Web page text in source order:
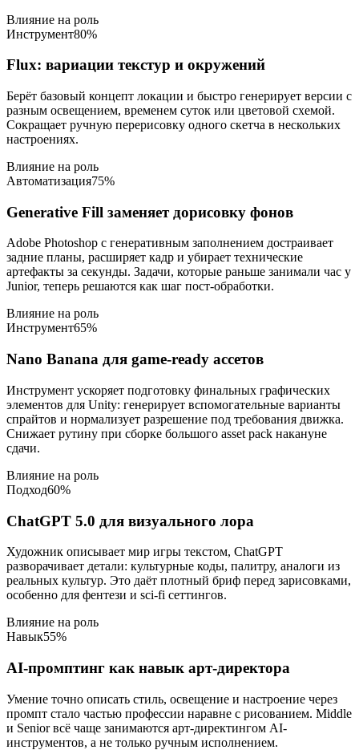
Влияние на роль
Инструмент80%
Flux: вариации текстур и окружений
Берёт базовый концепт локации и быстро генерирует версии с
разным освещением, временем суток или цветовой схемой.
Сокращает ручную перерисовку одного скетча в нескольких
настроениях.
Влияние на роль
Автоматизация75%
Generative Fill заменяет дорисовку фонов
Adobe Photoshop с генеративным заполнением достраивает
задние планы, расширяет кадр и убирает технические
артефакты за секунды. Задачи, которые раньше занимали час у
Junior, теперь решаются как шаг пост-обработки.
Влияние на роль
Инструмент65%
Nano Banana для game-ready ассетов
Инструмент ускоряет подготовку финальных графических
элементов для Unity: генерирует вспомогательные варианты
спрайтов и нормализует разрешение под требования движка.
Снижает рутину при сборке большого asset pack накануне
сдачи.
Влияние на роль
Подход60%
ChatGPT 5.0 для визуального лора
Художник описывает мир игры текстом, ChatGPT
разворачивает детали: культурные коды, палитру, аналоги из
реальных культур. Это даёт плотный бриф перед зарисовками,
особенно для фентези и sci-fi сеттингов.
Влияние на роль
Навык55%
AI-промптинг как навык арт-директора
Умение точно описать стиль, освещение и настроение через
промпт стало частью профессии наравне с рисованием. Middle
и Senior всё чаще занимаются арт-директингом AI-
инструментов, а не только ручным исполнением.